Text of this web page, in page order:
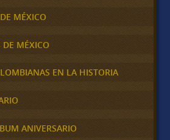
MÉXICO
DE MÉXICO
EN LA HISTORIA
ANIVERSARIO